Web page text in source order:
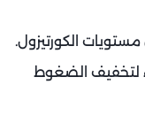
الكورتيزول.
لتخفيف الضغوط